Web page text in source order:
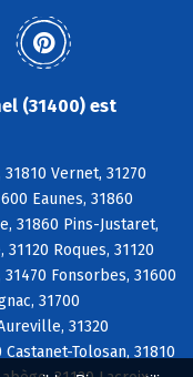
(31400) est
Vernet, 31270
Eaunes, 31860
31860 Pins-Justaret,
Roques, 31120
Fonsorbes, 31600
31700
31320
Tolosan, 31810